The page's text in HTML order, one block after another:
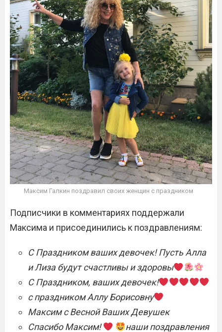
Максим Галкин поздравил своих женщин с праздником
Подписчики в комментариях поддержали
Максима и присоединились к поздравлениям:
С Праздником ваших девочек! Пусть Алла
и Лиза будут счастливы и здоровы
С Праздником, ваших девочек!
с праздником Аллу Борисовну
Максим с Весной Ваших Девушек
Спасибо Максим!
наши поздравления